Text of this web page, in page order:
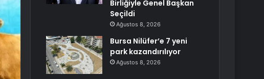
Birliğiyle Genel Başkan
Seçildi
Ağustos 8, 2026
Bursa Nilüfer’e 7 yeni
park kazandırılıyor
Ağustos 8, 2026